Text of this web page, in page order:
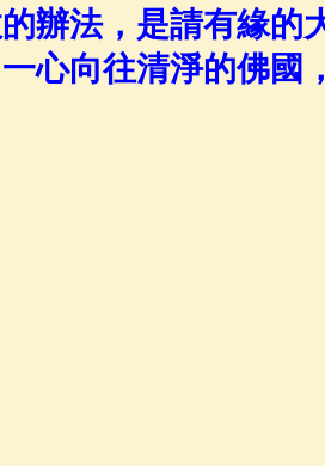
辦法，是請有緣的
心向往清淨的佛國